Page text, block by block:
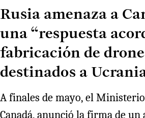
Rusia amenaza a
una “respuesta
fabricación de
destinados a
A finales de mayo, el
Canadá, anunció la firma de un